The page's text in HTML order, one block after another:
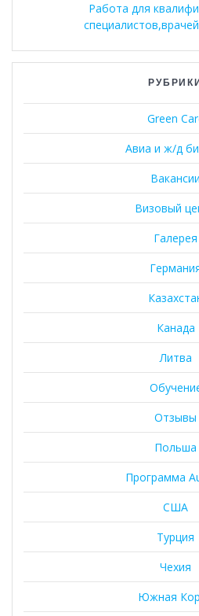
Работа для
Green
Авиа и ж/д
Вакансии
Визовый
Галерея
Канада
Литва
Отзывы
Польша
Программа
США
Турция
Чехия
Южная